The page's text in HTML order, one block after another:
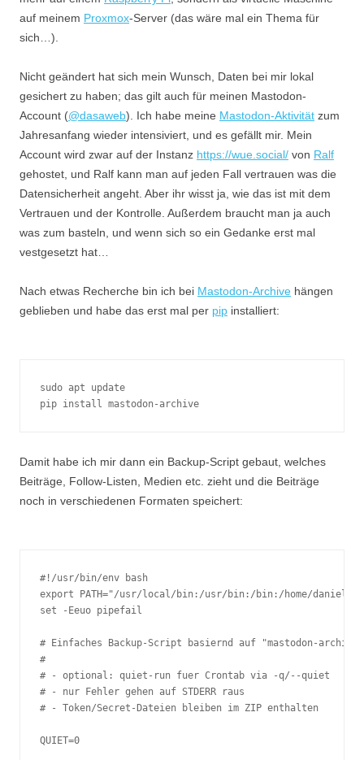
auf meinem Proxmox-Server (das wäre mal ein Thema für
sich…).
Nicht geändert hat sich mein Wunsch, Daten bei mir lokal
gesichert zu haben; das gilt auch für meinen Mastodon-
Account (@dasaweb). Ich habe meine Mastodon-Aktivität zum
Jahresanfang wieder intensiviert, und es gefällt mir. Mein
Account wird zwar auf der Instanz https://wue.social/ von Ralf
gehostet, und Ralf kann man auf jeden Fall vertrauen was die
Datensicherheit angeht. Aber ihr wisst ja, wie das ist mit dem
Vertrauen und der Kontrolle. Außerdem braucht man ja auch
was zum basteln, und wenn sich so ein Gedanke erst mal
vestgesetzt hat…
Nach etwas Recherche bin ich bei Mastodon-Archive hängen
geblieben und habe das erst mal per pip installiert:
sudo apt update
Damit habe ich mir dann ein Backup-Script gebaut, welches
Beiträge, Follow-Listen, Medien etc. zieht und die Beiträge
noch in verschiedenen Formaten speichert:
#!/usr/bin/env bash
export PATH="/usr/local/bin:/usr/bin:/bin:/home/daniel/
set -Eeuo pipefail
# Einfaches Backup-Script basiernd auf "mastodon-
#
# - optional: quiet-run fuer Crontab via -q/--quiet
# - nur Fehler gehen auf STDERR raus
# - Token/Secret-Dateien bleiben im ZIP enthalten
QUIET=0